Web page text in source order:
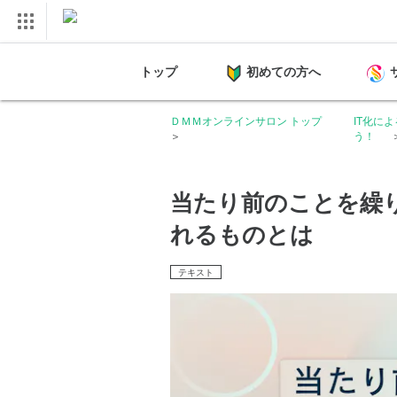
トップ 初めての方へ
ＤＭＭオンラインサロン トップ
IT化に
う！
当たり前のことを繰
れるものとは
テキスト